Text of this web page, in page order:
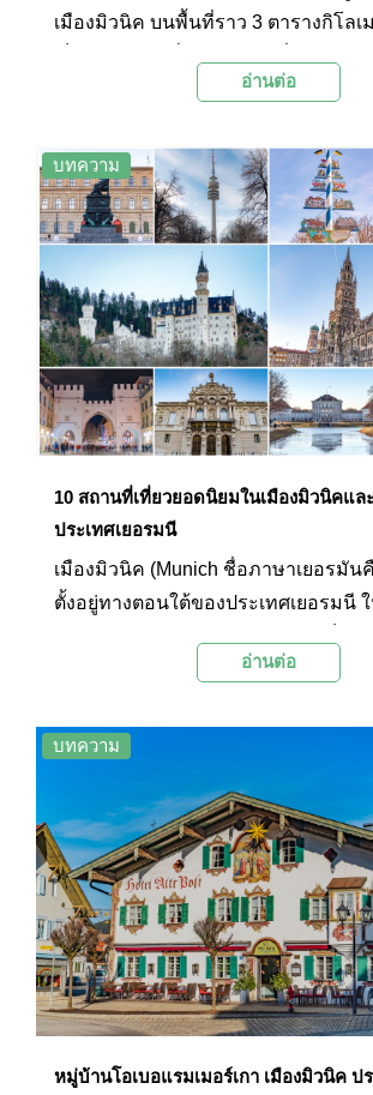
เมืองมิวนิค บนพื้นที่ราว 3 ตารางกิโล
อันสวยงามของเนินเขาสีเขียวที่ลาดโค้
ม (Olympic Stadium) ซึ่งเป็นสนามฟุต
ด้วยอัฒจรรย์ขนาดใหญ่ที่มีหลังคาโคร
คล้ายเต็นท์หลายหลัง และหอชมเมือง
ทาวเวอร์ (Olympic Tower) ซึ่งจัดเป็นอี
มาร์กที่มีชื่อเสียงของเมืองมิวนิค เพรา
สถานที่จัดการแข่งขันกีฬาโอลิมปิกใน
มาก่อน ปัจจุบันเป็นทั้งสวนสาธารณะ
สถานที่พักผ่อนหย่อนใจของชาวเมือง
เที่ยวที่มาเยือนเมืองมิวนิค
อ่านต่อ
บทความ
10 สถานที่เที่ยวยอดนิยมในเมืองมิวนิคแล
ประเทศเยอรมนี
เมืองมิวนิค (Munich ชื่อภาษาเยอรมัน
ตั้งอยู่ทางตอนใต้ของประเทศเยอรมนี
ใหญ่เป็นอันดับที่ 3 ของประเทศเยอรมนี
ทางด้านสภาพภูมิประเทศตั้งอยู่บนพื้นที่
แม่น้ำอีซาร์ (Isar River) ทางด้านสภา
ฤดูร้อนมีอากาศอบอุ่น แต่จะมีอากาศร้
กลางปีที่มีฝนตกหนัก และในฤดูหนาว
เย็น โดยจะหนาวที่สุดในช่วงเดือนธันว
มกราคมและมีหิมะตกในบางพื้นที่
อ่านต่อ
บทความ
หมู่บ้านโอเบอแรมเมอร์เกา เมืองมิวนิค ป